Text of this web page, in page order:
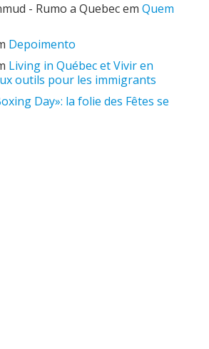
- Rumo a Quebecem Quem
Depoimento
Living in Québec et Vivir en
outils pour les immigrants
Day»: la folie des Fêtes se